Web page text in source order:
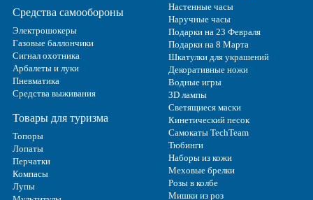
Средства самообороны
Электрошокеры
Газовые баллончики
Сигнал охотника
Арбалеты и луки
Пневматика
Средства выживания
Товары для туризма
Топоры
Лопаты
Перчатки
Компасы
Лупы
Настенные часы
Наручные часы
Подарки на 23 Февраля
Подарки на 8 Марта
Шкатулки для украшений
Декоративные ножи
Водные игры
3D лампы
Светящиеся маски
Кинетический песок
Самокаты TechTeam
Тюбинги
Наборы из кожи
Меховые брелки
Розы в колбе
Мишки из роз